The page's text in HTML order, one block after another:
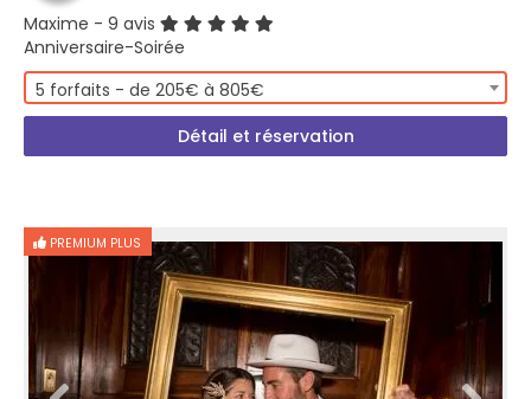
Maxime - 9 avis
Anniversaire-Soirée
5 forfaits - de 205€ à 805€
Détail et réservation
PREMIUM PLUS